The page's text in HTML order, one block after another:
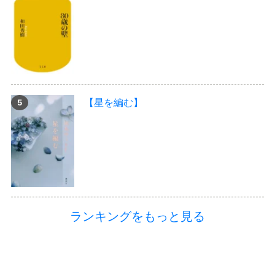
【星を編む】
ランキングをもっと見る